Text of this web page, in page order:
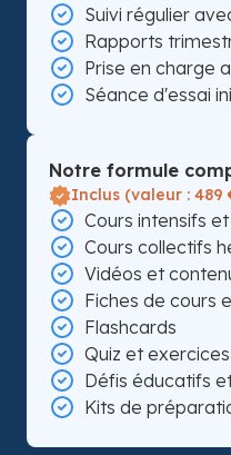
Suivi régulier
Rapports
Prise en charge
Séance d'essai
Notre formule
Inclus (valeur : 489
Cours intensifs
Cours collectifs
Vidéos et
Fiches de cours
Flashcards
Quiz et
Défis éducatifs
Kits de